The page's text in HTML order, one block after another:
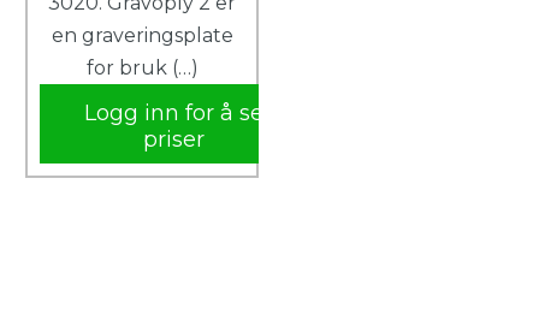
en graveringsplate
for bruk (…)
Logg inn for å se
priser